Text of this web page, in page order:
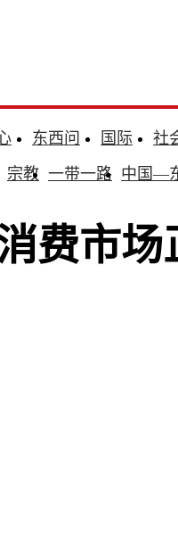
东西问 国际
社
宗教 一带一路 中国—
费市